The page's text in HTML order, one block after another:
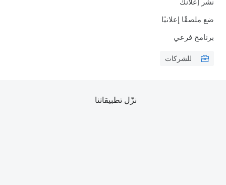
ضع ملصقًا إعلانيًا
برنامج فرعي
للشركات
نزّل تطبيقاتنا